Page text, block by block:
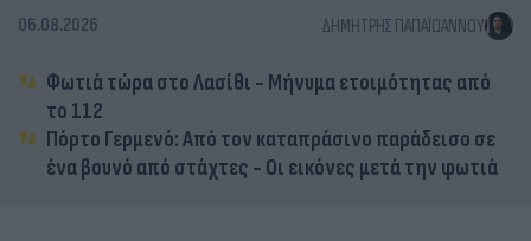
06.08.2026 ΔΗΜΉΤΡΗΣ ΠΑΠΑΪΩΆΝΝΟΥ
Φωτιά τώρα στο Λασίθι - Μήνυμα ετοιμότητας από
το 112
Πόρτο Γερμενό: Από τον καταπράσινο παράδεισο σε
ένα βουνό από στάχτες - Οι εικόνες μετά την φωτιά